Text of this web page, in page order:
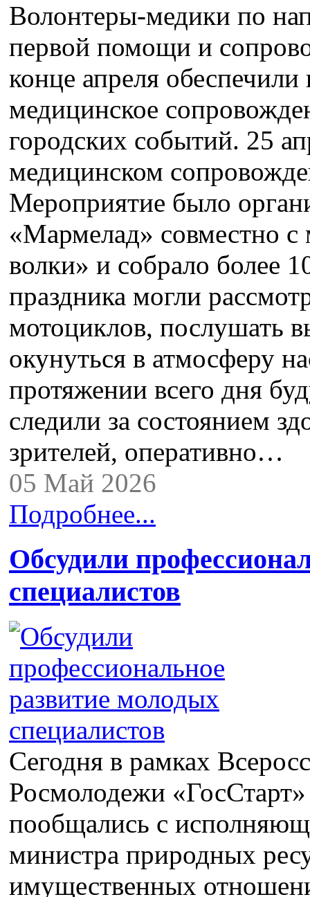
Волонтеры-медики по
первой помощи и
конце апреля
медицинское
городских событий. 25
медицинском
Мероприятие было
«Мармелад» совместно
волки» и собрало более
праздника могли
мотоциклов, послушать
окунуться в атмосферу
протяжении всего дня
следили за состоянием
зрителей, оперативно…
05 Май 2026
Подробнее...
Обсудили
специалистов
Сегодня в рамках
Росмолодежи
пообщались с
министра природных
имущественных